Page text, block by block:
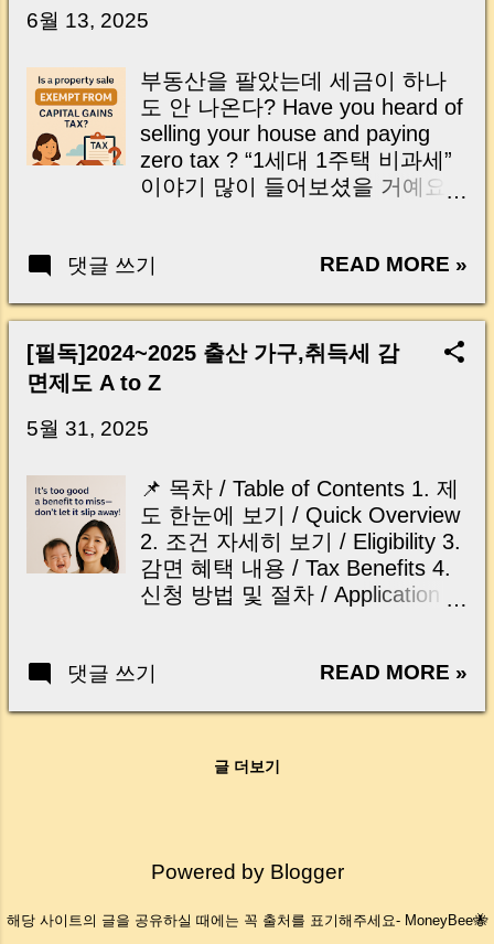
습니다. 잔금일은 ‘서류 몇 장 처리하는 날’이 아
이는 가장 긴장되는 순간 입니다. 실제로 제가
중개 현장에서 겪었던 일입니다. 금요일 오후 3
시, 이체 한도에 막혀 송금이 멈췄고 그 자리에
서 계약이 무산될 뻔한 아찔한 상황이 있었습니
다. 또 어떤 분은 이렇게 말씀하십니다. “내 대출
인데 왜 내 통장으로 안 들어오죠?” “매도인이 대
사실은 ‘구조’를 몰라서 생기는 걱정입니다. 그래
서 오늘은 잔금일에 실제로 돈이 어떻게 움직이
는지, 왜 사고가 나는지, 그리고 무엇을 꼭 준비
드리겠습니다. 이 글 하나만 제대로 이해하시면,
잔금일이 더 이상 두려운 날이 아니라 “내 집을
Introduction (Tap to expand) Have you ever
6월 13, 2025
부동산을 팔았는데 세금이 하나
도 안 나온다? Have you heard of
selling your house and paying
zero tax ? “1세대 1주택 비과세”
이야기 많이 들어보셨을 거예요.
exemption.” 그런데 조건을 모르
는 분들 정말 많아요. But many
people misunderstand the rules
and get hit with a tax bomb . 오
늘은 비과세가 적용되는 경우와
적용되지 않는 경우 , 그리고 세
깔끔하게 정리해드릴게요. Today,
I’ll clearly explain when you can
be exempt from capital gains tax,
when you can’t, and what types
of properties may qualify for tax
relief. | 1세대 1주택 비과세 요건
Homeowner 기본 요건 3가지 만
기억하세요: Just remember
these 3 core rules: 1세대가 국내
per household in Korea 보유기간
there for 2+ years 📌 Tip: 조정대
니다. Check if it was a regulated
댓글 쓰기 READ MORE »
[필독]2024~2025 출산 가구,취득세 감
면제도 A to Z
5월 31, 2025
📌 목차 / Table of Contents 1. 제
도 한눈에 보기 / Quick Overview
2. 조건 자세히 보기 / Eligibility 3.
감면 혜택 내용 / Tax Benefits 4.
신청 방법 및 절차 / Application
질문 / Q&A 출산은 축복이지만,
too. 2024년부터 시행되고 있는
benefit for families with newborns
started in 2024 — but many
people still don't know it exists!
댓글 쓰기 READ MORE »
글 더보기
Powered by Blogger
해당 사이트의 글을 공유하실 때에는 꼭 출처를 표기해주세요- MoneyBee🐝